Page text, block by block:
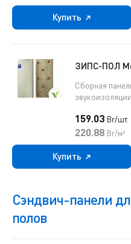
Купить
ЗИПС-ПОЛ
Сборная
159.03 Br/шт.
220.88 Br/м²
Купить
Сэндвич-панели
полов